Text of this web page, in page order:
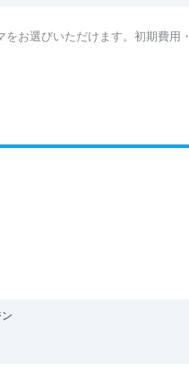
お選びいただけます。初期費用